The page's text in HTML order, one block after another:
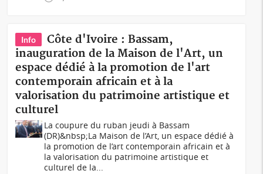
Info
Côte d'Ivoire : Bassam,
inauguration de la Maison de l'Art, un
espace dédié à la promotion de l'art
contemporain africain et à la
valorisation du patrimoine artistique et
culturel
La coupure du ruban jeudi à Bassam
(DR)&nbsp;La Maison de l’Art, un espace dédié à
la promotion de l’art contemporain africain et à
la valorisation du patrimoine artistique et
culturel de la...